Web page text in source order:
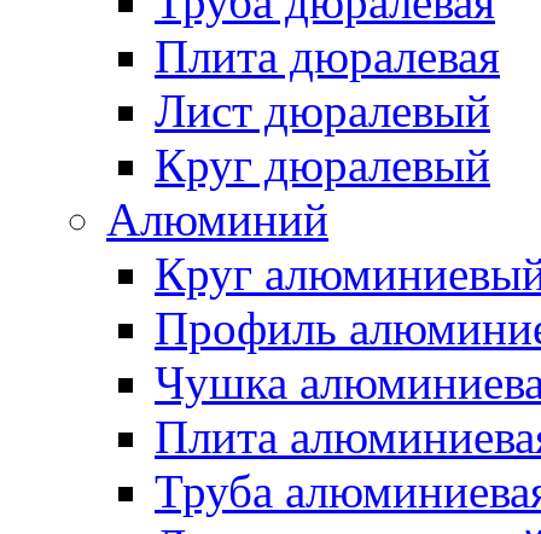
Плита дюралевая
Лист дюралевый
Круг дюралевый
Алюминий
Круг
Профиль
Чушка
Плита
Труба